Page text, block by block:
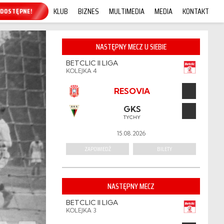
ONLINE! KLUB BIZNES MULTIMEDIA MEDIA KONTAKT
NASTĘPNY MECZ U SIEBIE
BETCLIC II LIGA
KOLEJKA 4
RESOVIA
GKS
TYCHY
15.08.2026
ZAPOWIEDŹ BILETY
NASTĘPNY MECZ
BETCLIC II LIGA
KOLEJKA 3